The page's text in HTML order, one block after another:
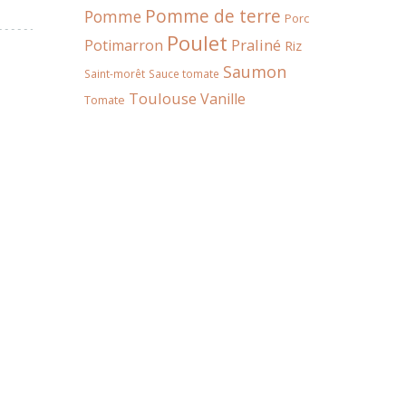
Pomme Pomme de terre Porc
Potimarron Poulet Praliné Riz
Saint-morêt Sauce tomate Saumon
Tomate Toulouse Vanille